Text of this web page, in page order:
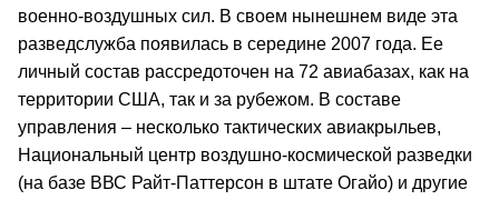
военно-воздушных сил. В своем нынешнем виде эта
разведслужба появилась в середине 2007 года. Ее
личный состав рассредоточен на 72 авиабазах, как на
территории США, так и за рубежом. В составе
управления – несколько тактических авиакрыльев,
Национальный центр воздушно-космической разведки
(на базе ВВС Райт-Паттерсон в штате Огайо) и другие